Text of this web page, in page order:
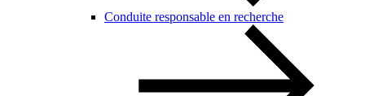
Conduite responsable en recherche